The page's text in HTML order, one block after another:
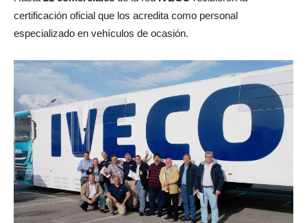
certificación oficial que los acredita como personal
especializado en vehículos de ocasión.